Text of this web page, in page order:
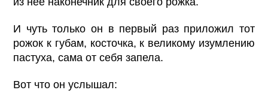
И чуть только он в первый раз приложил тот
рожок к губам, косточка, к великому изумлению
пастуха, сама от себя запела.
Вот что он услышал: